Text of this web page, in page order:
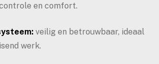
en comfort.
veilig en betrouwbaar, ideaal
werk.